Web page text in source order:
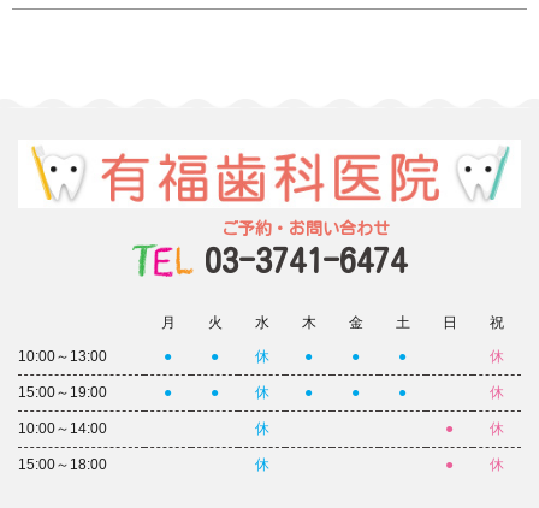
ご予約・お問い合わせ
03-3741-6474
月 火 水 木 金 土 日
祝
10:00～13:00
● ● 休 ● ● ● 休
15:00～19:00 ● ● 休 ● ● ● 休
10:00～14:00 休 ● 休
15:00～18:00 休 ● 休